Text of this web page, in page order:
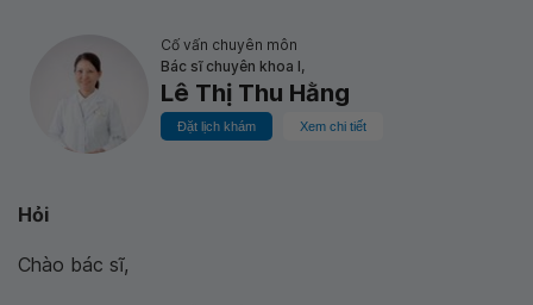
Cố vấn chuyên môn
Bác sĩ chuyên khoa I,
Lê Thị Thu Hằng
Đặt lịch khám Xem chi tiết
Hỏi
Chào bác sĩ,